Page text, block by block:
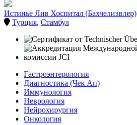
Истинье Лив Хоспитал (Бахчелиэвлер)
Турция, Стамбул
Гастроэнтерология
Диагностика (Чек Ап)
Иммунология
Неврология
Нейрохирургия
Онкология